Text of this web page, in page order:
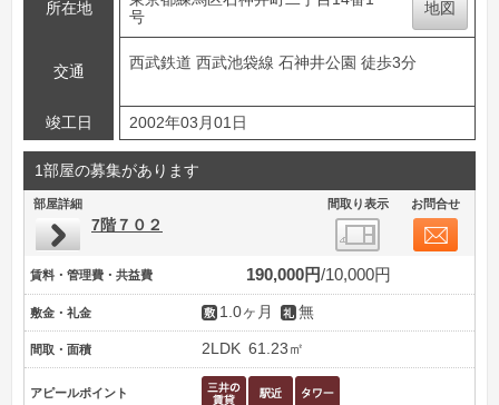
所在地
号
地図
交通
西武鉄道 西武池袋線 石神井公園 徒歩3分
竣工日 2002年03月01日
1部屋の募集があります
部屋詳細 間取り表示 お問合せ
7階７０２
賃料・管理費・共益費 190,000円 10,000円
敷金・礼金 1.0ヶ月 無
間取・面積 2LDK 61.23㎡
アピールポイント